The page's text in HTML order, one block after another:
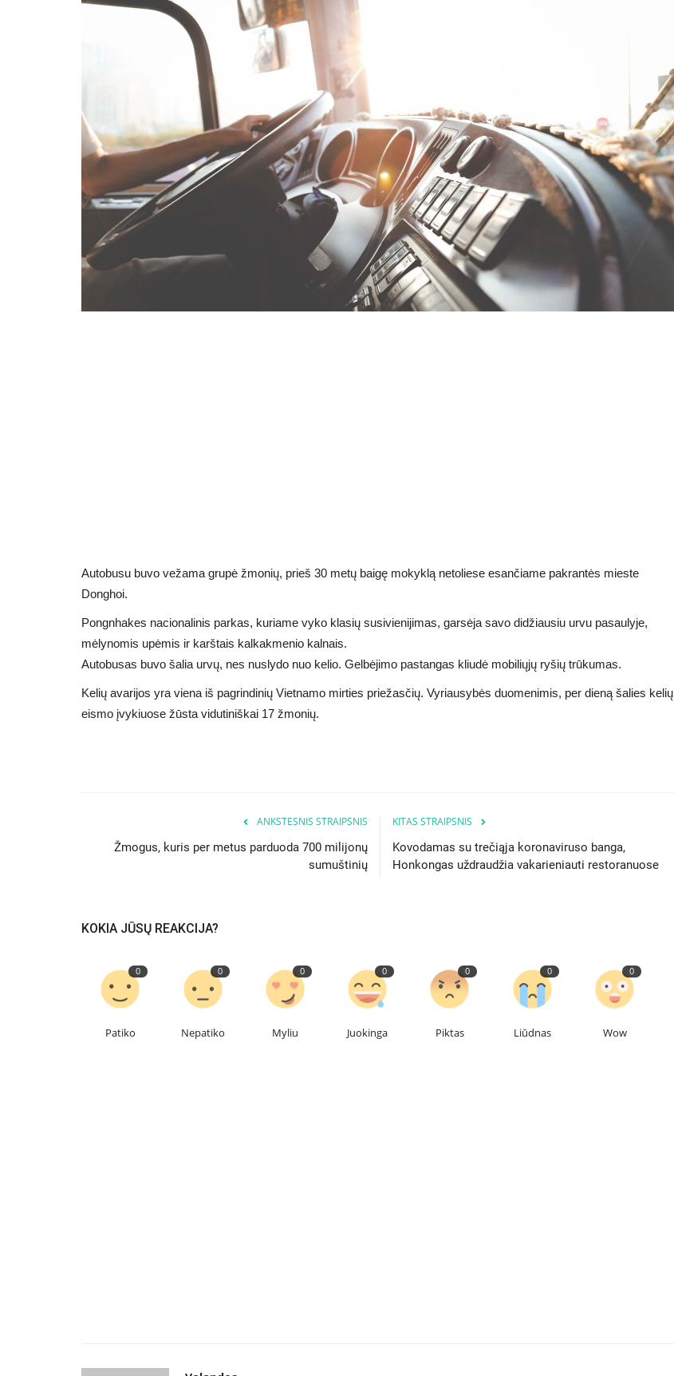
Autobusu buvo vežama grupė žmonių, prieš 30 metų baigę mokyklą netoliese esančiame pakrantės mieste
Donghoi.
Pongnhakes nacionalinis parkas, kuriame vyko klasių susivienijimas, garsėja savo didžiausiu urvu pasaulyje,
mėlynomis upėmis ir karštais kalkakmenio kalnais.
Autobusas buvo šalia urvų, nes nuslydo nuo kelio. Gelbėjimo pastangas kliudė mobiliųjų ryšių trūkumas.
Kelių avarijos yra viena iš pagrindinių Vietnamo mirties priežasčių. Vyriausybės duomenimis, per dieną šalies kelių
eismo įvykiuose žūsta vidutiniškai 17 žmonių.
ANKSTESNIS STRAIPSNIS
Žmogus, kuris per metus parduoda 700 milijonų
sumuštinių
KITAS STRAIPSNIS
Kovodamas su trečiąja koronaviruso banga,
Honkongas uždraudžia vakarieniauti restoranuose
KOKIA JŪSŲ REAKCIJA?
0
Patiko
0
Nepatiko
0
Myliu
0
Juokinga
0
Piktas
0
Liūdnas
0
Wow